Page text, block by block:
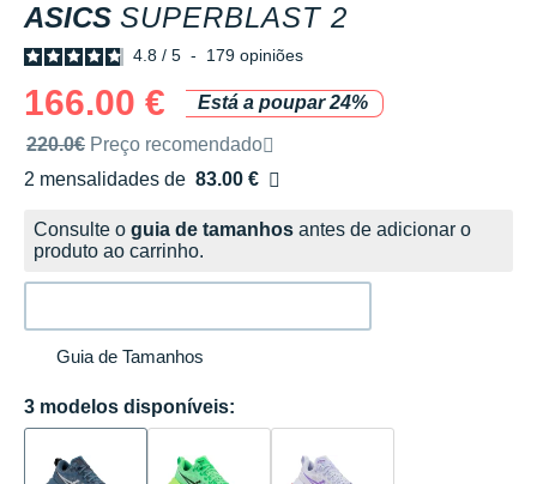
ASICS SUPERBLAST 2
4.8 / 5 - 179 opiniões
166.00 €
Está a poupar 24%
Preço de venda recomendado pela marca
220.0€ Preço recomendado
2 mensalidades de 83.00 €
sem custos
Consulte o guia de tamanhos antes de adicionar o
produto ao carrinho.
Guia de Tamanhos
3 modelos disponíveis: